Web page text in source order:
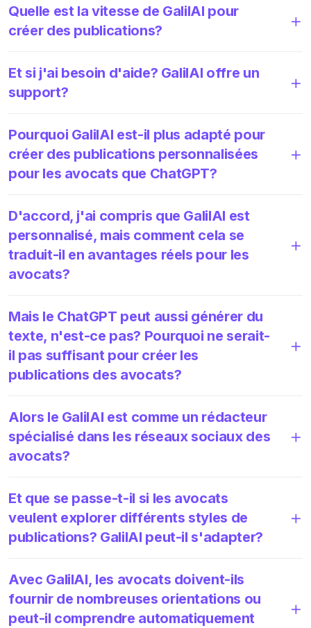
Quelle est la vitesse de GalilAI pour
créer des publications?
Et si j'ai besoin d'aide? GalilAI offre un
support?
Pourquoi GalilAI est-il plus adapté pour
créer des publications personnalisées
pour les avocats que ChatGPT?
D'accord, j'ai compris que GalilAI est
personnalisé, mais comment cela se
traduit-il en avantages réels pour les
avocats?
Mais le ChatGPT peut aussi générer du
texte, n'est-ce pas? Pourquoi ne serait-
il pas suffisant pour créer les
publications des avocats?
Alors le GalilAI est comme un rédacteur
spécialisé dans les réseaux sociaux des
avocats?
Et que se passe-t-il si les avocats
veulent explorer différents styles de
publications? GalilAI peut-il s'adapter?
Avec GalilAI, les avocats doivent-ils
fournir de nombreuses orientations ou
peut-il comprendre automatiquement